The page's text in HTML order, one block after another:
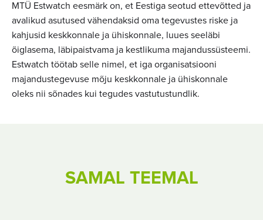
MTÜ Estwatch eesmärk on, et Eestiga seotud ettevõtted ja
avalikud asutused vähendaksid oma tegevustes riske ja
kahjusid keskkonnale ja ühiskonnale, luues seeläbi
õiglasema, läbipaistvama ja kestlikuma majandussüsteemi.
Estwatch töötab selle nimel, et iga organisatsiooni
majandustegevuse mõju keskkonnale ja ühiskonnale
oleks nii sõnades kui tegudes vastutustundlik.
SAMAL TEEMAL